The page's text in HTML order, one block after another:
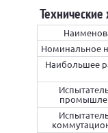
Технические
Номинальное
Наибольшее